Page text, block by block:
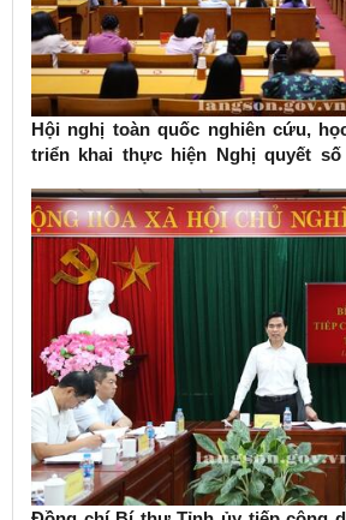
Hội nghị toàn quốc nghiên cứu,
triển khai thực hiện Nghị quyết số